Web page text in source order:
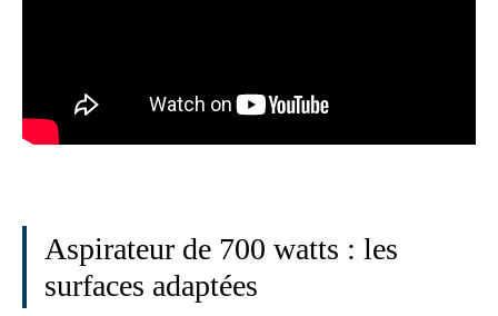
Aspirateur de 700 watts : les
surfaces adaptées